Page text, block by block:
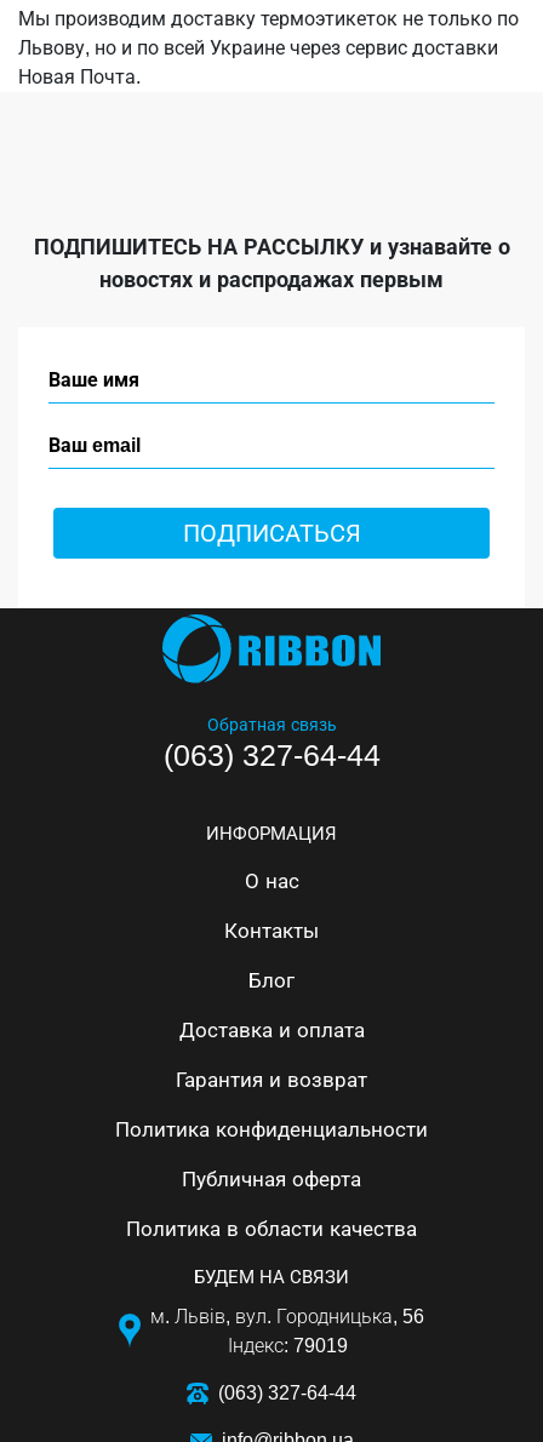
Мы производим доставку термоэтикеток не только по
Львову, но и по всей Украине через сервис доставки
Новая Почта.
ПОДПИШИТЕСЬ НА РАССЫЛКУи узнавайте о
новостях и распродажах первым
ПОДПИСАТЬСЯ
Обратная связь
(063) 327-64-44
ИНФОРМАЦИЯ
О нас
Контакты
Блог
Доставка и оплата
Гарантия и возврат
Политика конфиденциальности
Публичная оферта
Политика в области качества
БУДЕМ НА СВЯЗИ
м. Львів, вул. Городницька, 56
Індекс: 79019
(063) 327-64-44